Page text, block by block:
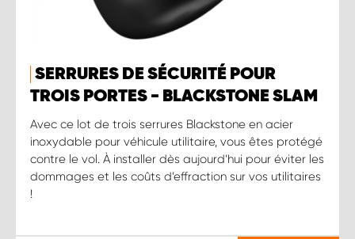
SERRURES DE SÉCURITÉ POUR
TROIS PORTES - BLACKSTONE SLAM
Avec ce lot de trois serrures Blackstone en acier
inoxydable pour véhicule utilitaire, vous êtes protégé
contre le vol. À installer dès aujourd’hui pour éviter les
dommages et les coûts d’effraction sur vos utilitaires
!